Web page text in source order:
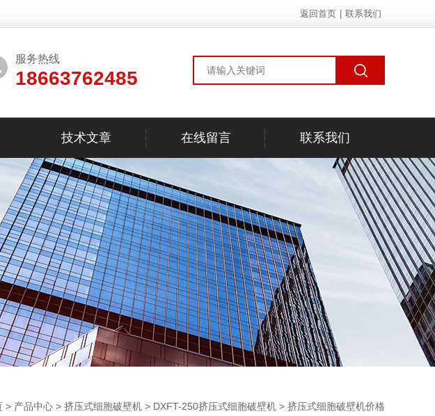
返回首页 联系我们
服务热线
18663762485
技术文章 在线留言 联系我们
> 产品中心 > 挤压式细胞破壁机 > DXFT-250挤压式细胞破壁机 > 挤压式细胞破壁机价格